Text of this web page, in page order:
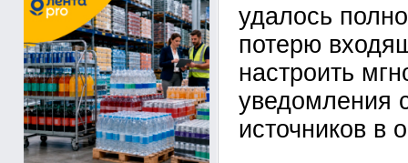
удалось
потерю
настроить
уведомления
источников в